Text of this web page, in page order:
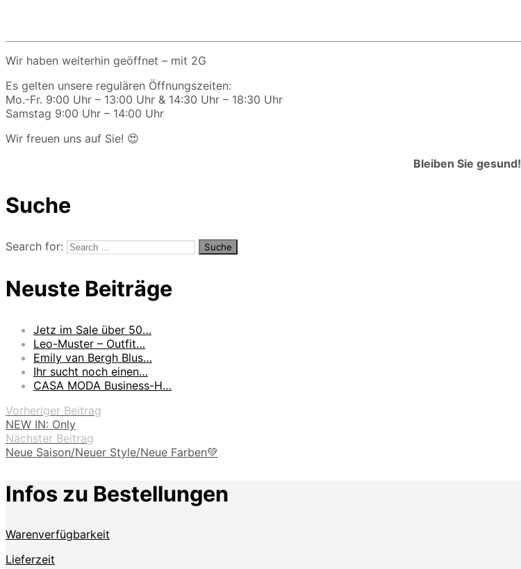
Wir haben weiterhin geöffnet – mit 2G
Es gelten unsere regulären Öffnungszeiten:
Mo.-Fr. 9:00 Uhr – 13:00 Uhr & 14:30 Uhr – 18:30 Uhr
Samstag 9:00 Uhr – 14:00 Uhr
Wir freuen uns auf Sie! 😍
Bleiben Sie gesund!
Suche
Search for:
Neuste Beiträge
Jetz im Sale über 50…
Leo-Muster – Outfit…
Emily van Bergh Blus…
Ihr sucht noch einen…
CASA MODA Business-H…
Vorheriger Beitrag
NEW IN: Only
Nächster Beitrag
Neue Saison/Neuer Style/Neue Farben💚
Infos zu Bestellungen
Warenverfügbarkeit
Lieferzeit